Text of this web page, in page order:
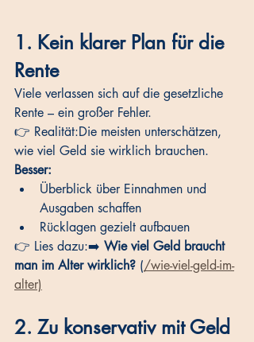
1. Kein klarer Plan für die
Rente
Viele verlassen sich auf die gesetzliche
Rente – ein großer Fehler.
👉 Realität:Die meisten unterschätzen,
wie viel Geld sie wirklich brauchen.
Besser:
Überblick über Einnahmen und
Ausgaben schaffen
Rücklagen gezielt aufbauen
👉 Lies dazu:➡️ Wie viel Geld braucht
man im Alter wirklich? (/wie-viel-geld-im-
alter)
2. Zu konservativ mit Geld